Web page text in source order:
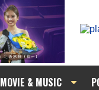
MOVIE & MUSIC